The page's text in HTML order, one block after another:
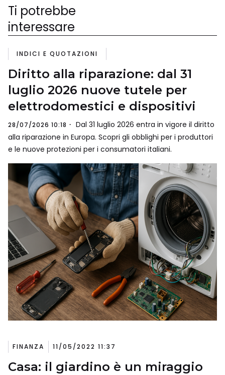
Ti potrebbe
interessare
INDICI E QUOTAZIONI
Diritto alla riparazione: dal 31
luglio 2026 nuove tutele per
elettrodomestici e dispositivi
28/07/2026 10:18
Dal 31 luglio 2026 entra in vigore il diritto
alla riparazione in Europa. Scopri gli obblighi per i produttori
e le nuove protezioni per i consumatori italiani.
FINANZA 11/05/2022 11:37
Casa: il giardino è un miraggio